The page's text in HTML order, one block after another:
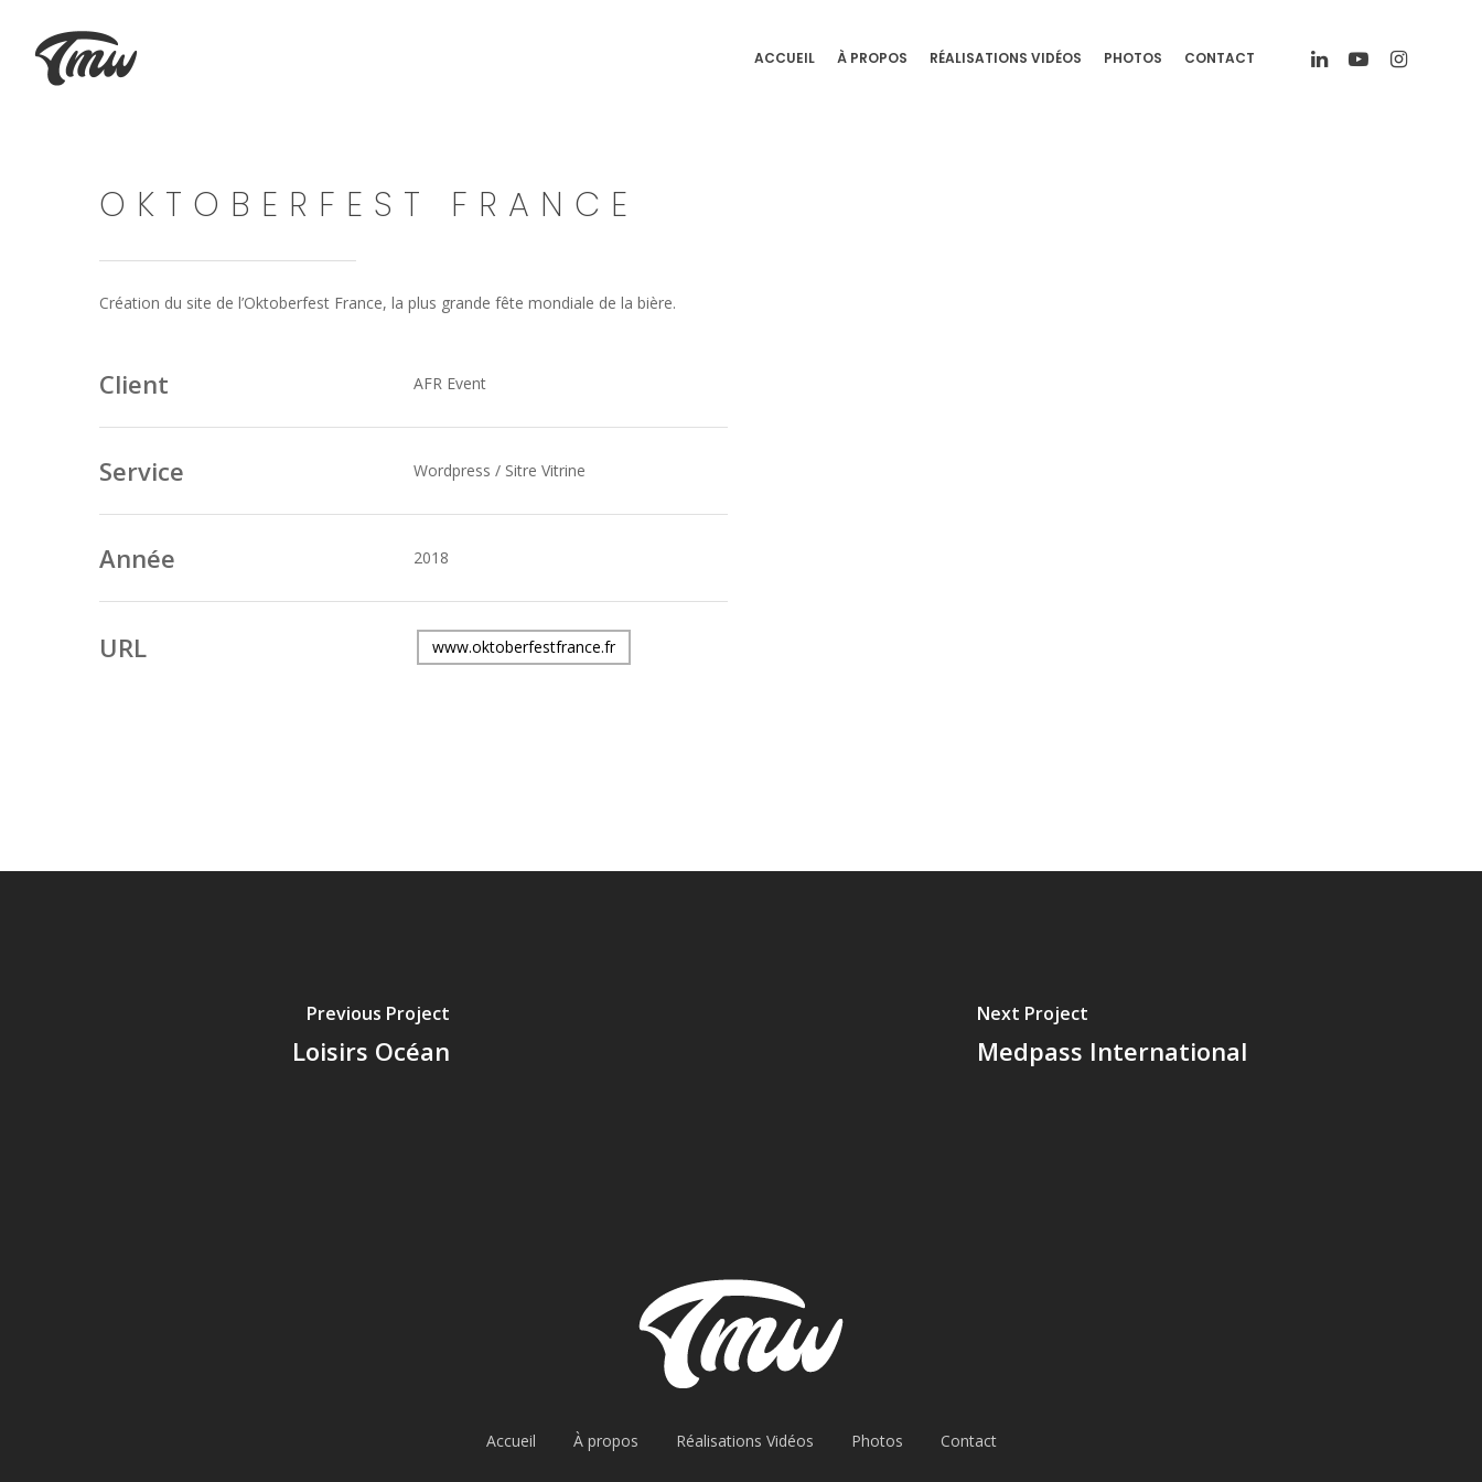
ACCUEIL À PROPOS RÉALISATIONS VIDÉOS PHOTOS CONTACT
OKTOBERFEST FRANCE
Création du site de l’Oktoberfest France, la plus grande fête mondiale de la bière.
Client AFR Event
Service Wordpress / Sitre Vitrine
Année 2018
URL www.oktoberfestfrance.fr
Previous Project
Loisirs Océan
Next Project
Medpass International
Accueil À propos Réalisations Vidéos Photos Contact